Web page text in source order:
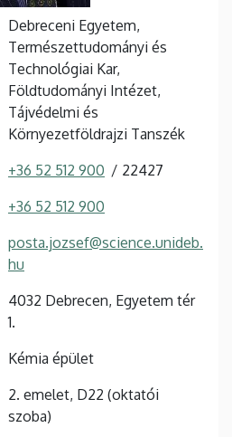
Debreceni Egyetem,
Természettudományi és
Technológiai Kar,
Földtudományi Intézet,
Tájvédelmi és
Környezetföldrajzi Tanszék
+36 52 512 900 22427
+36 52 512 900
posta.jozsef@science.unideb.
hu
4032 Debrecen, Egyetem tér
1.
Kémia épület
2. emelet, D22 (oktatói
szoba)